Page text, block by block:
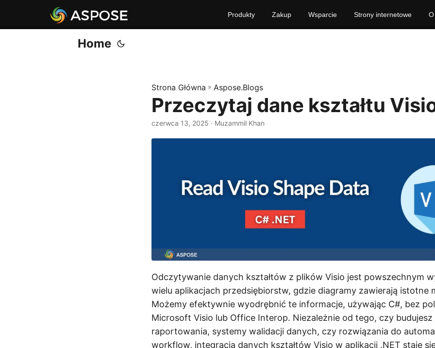
Produkty Zakup Wsparcie Strony internetowe
Home
Strona Główna » Aspose.Blogs
Przeczytaj dane kształtu
czerwca 13, 2025 · Muzammil Khan
Odczytywanie danych kształtów z plików Visio jest powszechnym
wielu aplikacjach przedsiębiorstw, gdzie diagramy zawierają istotne
Możemy efektywnie wyodrębnić te informacje, używając C#, bez
Microsoft Visio lub Office Interop. Niezależnie od tego, czy
raportowania, systemy walidacji danych, czy rozwiązania do
workflow, integracja danych kształtów Visio w aplikacji .NET staje